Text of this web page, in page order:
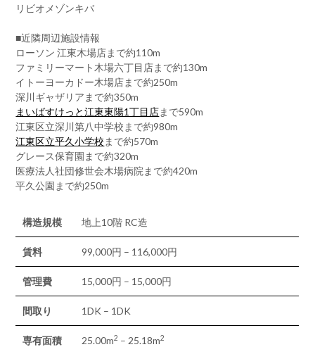
リビオメゾンキバ
■近隣周辺施設情報
ローソン 江東木場店まで約110m
ファミリーマート木場六丁目店まで約130m
イトーヨーカドー木場店まで約250m
深川ギャザリアまで約350m
まいばすけっと江東東陽1丁目店まで590m
江東区立深川第八中学校まで約980m
江東区立平久小学校 まで約570m
グレース保育園まで約320m
医療法人社団修世会木場病院まで約420m
平久公園まで約250m
構造規模 地上10階 RC造
賃料 99,000円 – 116,000円
管理費 15,000円 – 15,000円
間取り 1DK – 1DK
専有面積 25.00m2 – 25.18m2